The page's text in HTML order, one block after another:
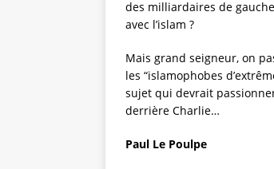
des milliardaires de
avec l’islam ?
Mais grand seigneur, on
les “islamophobes
sujet qui devrait
derrière Charlie…
Paul Le Poulpe